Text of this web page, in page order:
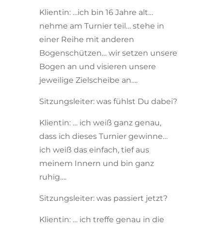
Klientin: …ich bin 16 Jahre alt…
nehme am Turnier teil… stehe in
einer Reihe mit anderen
Bogenschützen… wir setzen unsere
Bogen an und visieren unsere
jeweilige Zielscheibe an….
Sitzungsleiter: was fühlst Du dabei?
Klientin: … ich weiß ganz genau,
dass ich dieses Turnier gewinne…
ich weiß das einfach, tief aus
meinem Innern und bin ganz
ruhig….
Sitzungsleiter: was passiert jetzt?
Klientin: … ich treffe genau in die